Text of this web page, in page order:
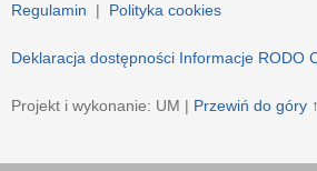
Regulamin | Polityka cookies
Deklaracja dostępności Informacje RODO
Projekt i wykonanie: UM | Przewiń do góry ↑